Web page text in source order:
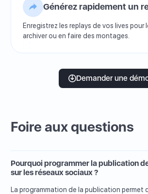
Générez rapidement un
Enregistrez les replays de vos lives pour
archiver ou en faire des montages.
Demander une
Foire aux questions
Pourquoi programmer la publication
sur les réseaux sociaux ?
La programmation de la publication permet